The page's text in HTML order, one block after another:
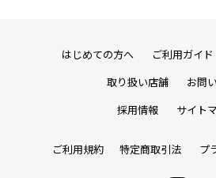
はじめての方へ ご利用ガイド
取り扱い店舗 お問
採用情報 サイト
ご利用規約 特定商取引法 プ